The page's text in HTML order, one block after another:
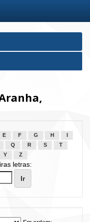
E F G H
Q R S
T
Y Z
letras: